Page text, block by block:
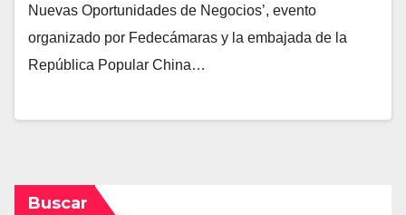
Nuevas Oportunidades de Negocios’, evento
organizado por Fedecámaras y la embajada de la
República Popular China…
Buscar